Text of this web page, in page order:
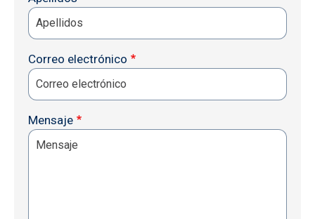
Correo electrónico
Mensaje